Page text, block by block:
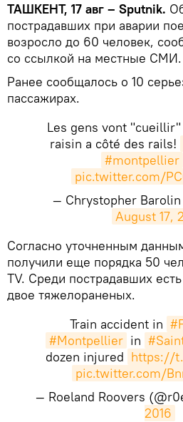
ТАШКЕНТ, 17 авг – Sputnik.
пострадавших при аварии
возросло до 60 человек,
со ссылкой на местные СМИ.
Ранее сообщалось о 10
пассажирах.
Les gens vont
raisin a côté des rails!
#montpellier
pic.twitter.com/
— Chrystopher
August 17,
Согласно уточненным
получили еще порядка 50
TV. Среди пострадавших
двое тяжелораненых.
Train accident in
#Montpellier in
dozen injured https://
pic.twitter.com/
— Roeland Roovers
2016